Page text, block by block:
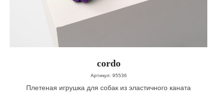
cordo
Артикул: 95536
Плетеная игрушка для собак из эластичного каната